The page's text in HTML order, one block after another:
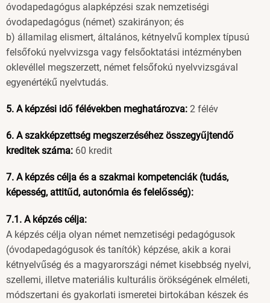
óvodapedagógus alapképzési szak nemzetiségi
óvodapedagógus (német) szakirányon; és
b) államilag elismert, általános, kétnyelvű komplex típusú
felsőfokú nyelvvizsga vagy felsőoktatási intézményben
oklevéllel megszerzett, német felsőfokú nyelvvizsgával
egyenértékű nyelvtudás.
5. A képzési idő félévekben meghatározva: 2 félév
6. A szakképzettség megszerzéséhez összegyűjtendő
kreditek száma: 60 kredit
7. A képzés célja és a szakmai kompetenciák (tudás,
képesség, attitűd, autonómia és felelősség):
7.1. A képzés célja:
A képzés célja olyan német nemzetiségi pedagógusok
(óvodapedagógusok és tanítók) képzése, akik a korai
kétnyelvűség és a magyarországi német kisebbség nyelvi,
szellemi, illetve materiális kulturális örökségének elméleti,
módszertani és gyakorlati ismeretei birtokában készek és